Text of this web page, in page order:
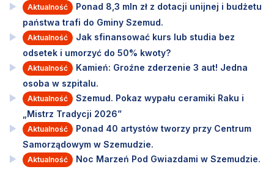
Aktualność
Ponad 8,3 mln zł z dotacji unijnej i budżetu
państwa trafi do Gminy Szemud.
Aktualność
Jak sfinansować kurs lub studia bez
odsetek i umorzyć do 50% kwoty?
Aktualność
Kamień: Groźne zderzenie 3 aut! Jedna
osoba w szpitalu.
Aktualność
Szemud. Pokaz wypału ceramiki Raku i
„Mistrz Tradycji 2026”
Aktualność
Ponad 40 artystów tworzy przy Centrum
Samorządowym w Szemudzie.
Aktualność Noc Marzeń Pod Gwiazdami w Szemudzie.